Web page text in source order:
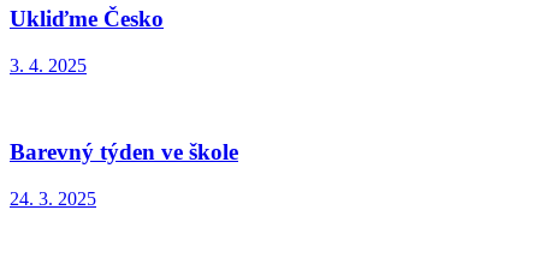
Ukliďme Česko
3. 4. 2025
Barevný týden ve škole
24. 3. 2025